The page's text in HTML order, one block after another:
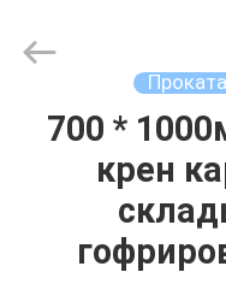
ДОМОЙ
ПРОДУКТЫ
CO.,LTD.
700 *
крен